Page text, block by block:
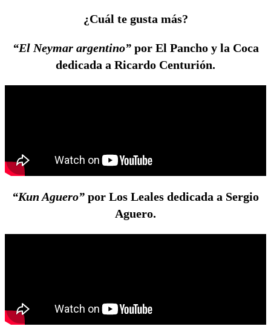
¿Cuál te gusta más?
“El Neymar argentino” por El Pancho y la Coca
dedicada a Ricardo Centurión.
“Kun Aguero” por Los Leales dedicada a Sergio
Aguero.